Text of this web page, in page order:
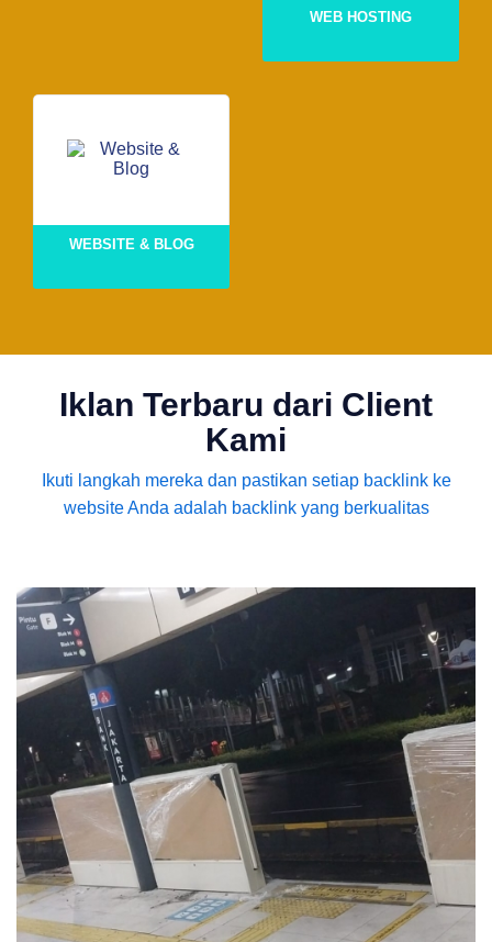
WEB HOSTING
WEBSITE & BLOG
Iklan Terbaru dari Client
Kami
Ikuti langkah mereka dan pastikan setiap backlink ke
website Anda adalah backlink yang berkualitas